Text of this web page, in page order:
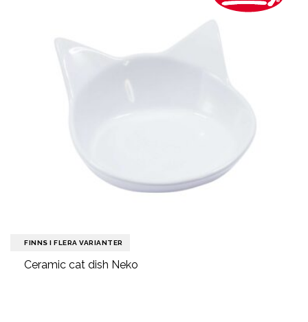
FINNS I FLERA VARIANTER
Ceramic cat dish Neko